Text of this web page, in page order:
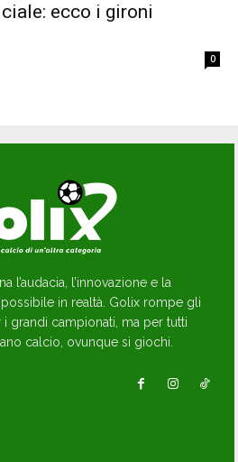
ecco i gironi
0
l’audacia, l’innovazione e la
in realtà. Golix rompe gli
grandi campionati, ma per tutti
calcio, ovunque si giochi.